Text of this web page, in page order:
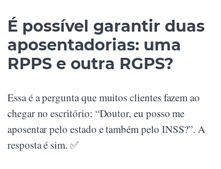
É possível garantir duas
aposentadorias: uma
RPPS e outra RGPS?
Essa é a pergunta que muitos clientes fazem ao
chegar no escritório: “Doutor, eu posso me
aposentar pelo estado e também pelo INSS?”. A
resposta é sim. ✅